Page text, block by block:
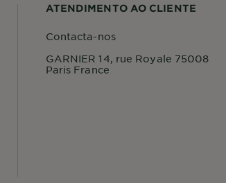
ATENDIMENTO AO CLIENTE
Contacta-nos
GARNIER 14, rue Royale 75008
Paris France